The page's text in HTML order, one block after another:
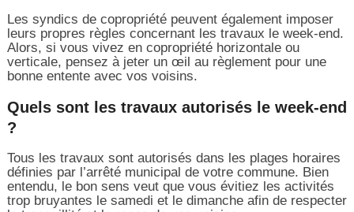
Les syndics de copropriété peuvent également imposer
leurs propres règles concernant les travaux le week-end.
Alors, si vous vivez en copropriété horizontale ou
verticale, pensez à jeter un œil au règlement pour une
bonne entente avec vos voisins.
Quels sont les travaux autorisés le week-end
?
Tous les travaux sont autorisés dans les plages horaires
définies par l’arrêté municipal de votre commune. Bien
entendu, le bon sens veut que vous évitiez les activités
trop bruyantes le samedi et le dimanche afin de respecter